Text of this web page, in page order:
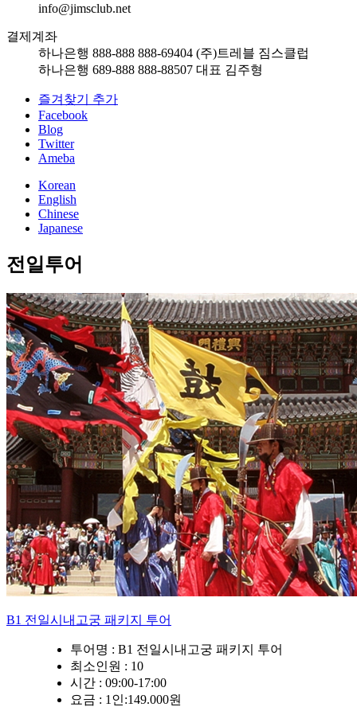
info@jimsclub.net
결제계좌
하나은행 888-888 888-69404 (주)트레블 짐스클럽
하나은행 689-888 888-88507 대표 김주형
즐겨찾기 추가
Facebook
Blog
Twitter
Ameba
Korean
English
Chinese
Japanese
전일투어
B1 전일시내고궁 패키지 투어
투어명 : B1 전일시내고궁 패키지 투어
최소인원 : 10
시간 : 09:00-17:00
요금 : 1인:149.000원